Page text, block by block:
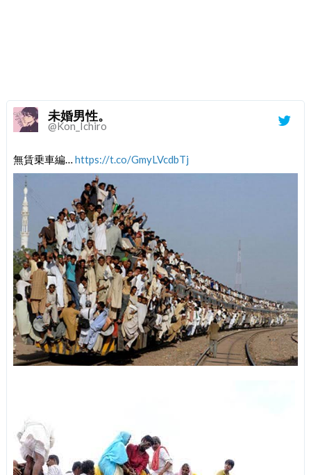
未婚男性。
@Kon_Ichiro
無賃乗車編… https://t.co/GmyLVcdbTj